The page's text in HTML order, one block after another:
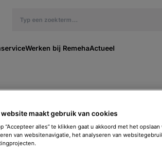
Werken bij RemehaActueel
website maakt gebruik van cookies
“Accepteer alles” te klikken gaat u akkoord met het
van websitenavigatie, het analyseren van